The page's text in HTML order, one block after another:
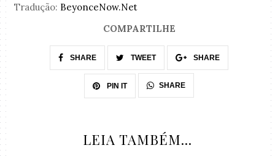
Tradução: BeyonceNow.Net
COMPARTILHE
SHARE TWEET SHARE
PIN IT SHARE
LEIA TAMBÉM...